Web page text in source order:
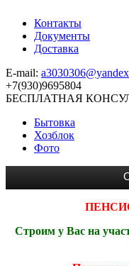
Контакты
Документы
Доставка
E-mail:
+7(930)9695804
БЕСПЛАТНАЯ
Бытовка
Хозблок
Фото
Строим у Вас на